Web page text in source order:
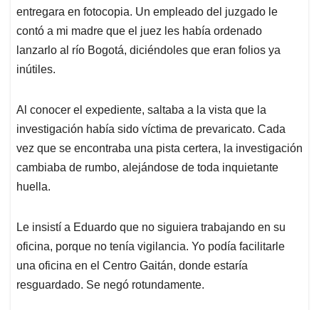
entregara en fotocopia. Un empleado del juzgado le
contó a mi madre que el juez les había ordenado
lanzarlo al río Bogotá, diciéndoles que eran folios ya
inútiles.
Al conocer el expediente, saltaba a la vista que la
investigación había sido víctima de prevaricato. Cada
vez que se encontraba una pista certera, la investigación
cambiaba de rumbo, alejándose de toda inquietante
huella.
Le insistí a Eduardo que no siguiera trabajando en su
oficina, porque no tenía vigilancia. Yo podía facilitarle
una oficina en el Centro Gaitán, donde estaría
resguardado. Se negó rotundamente.